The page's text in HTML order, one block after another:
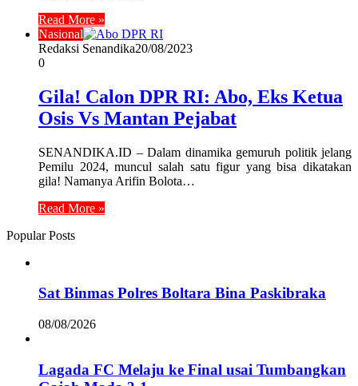
Read More »
Nasional
Redaksi Senandika20/08/2023
0
Gila! Calon DPR RI: Abo, Eks Ketua
Osis Vs Mantan Pejabat
SENANDIKA.ID – Dalam dinamika gemuruh politik jelang
Pemilu 2024, muncul salah satu figur yang bisa dikatakan
gila! Namanya Arifin Bolota…
Read More »
Popular Posts
Sat Binmas Polres Boltara Bina Paskibraka
08/08/2026
Lagada FC Melaju ke Final usai Tumbangkan